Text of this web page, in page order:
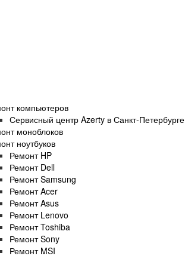
компьютеров
Сервисный центр Azerty в Санкт-Петербурге
моноблоков
ноутбуков
Ремонт HP
Ремонт Dell
Ремонт Samsung
Ремонт Acer
Ремонт Asus
Ремонт Lenovo
Ремонт Toshiba
Ремонт Sony
Ремонт MSI